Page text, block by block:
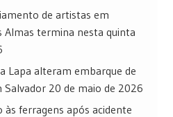
de artistas em
Almas termina nesta quinta
Lapa alteram embarque de
Salvador 20 de maio de 2026
ferragens após acidente